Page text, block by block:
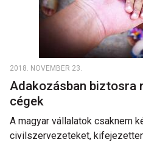
2018. NOVEMBER 23.
Adakozásban biztosra
cégek
A magyar vállalatok csaknem
civilszervezeteket,